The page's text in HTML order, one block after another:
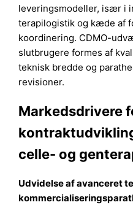
leveringsmodeller, især i
terapilogistik og kæde af
koordinering. CDMO-
slutbrugere formes af
teknisk bredde og
revisioner.
Markedsdrivere
celle- og
Udvidelse af avanceret